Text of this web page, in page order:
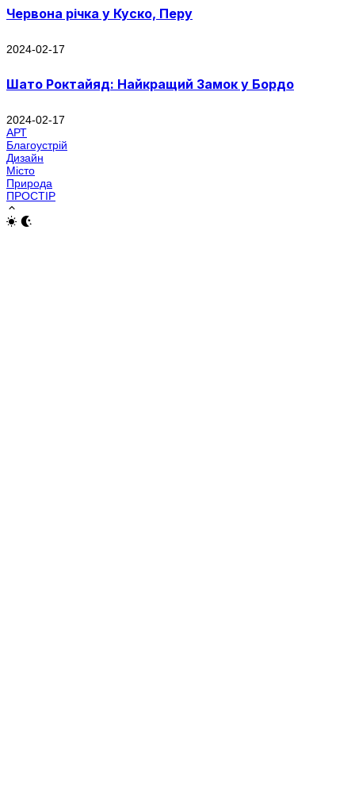
Червона річка у Куско, Перу
2024-02-17
Шато Роктайяд: Найкращий Замок у Бордо
2024-02-17
АРТ
Благоустрій
Дизайн
Місто
Природа
ПРОСТІР